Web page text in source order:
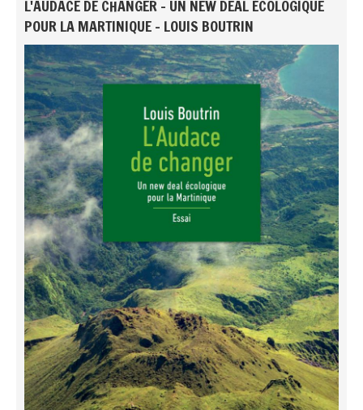
L'AUDACE DE CHANGER - UN NEW DEAL ÉCOLOGIQUE
POUR LA MARTINIQUE - LOUIS BOUTRIN